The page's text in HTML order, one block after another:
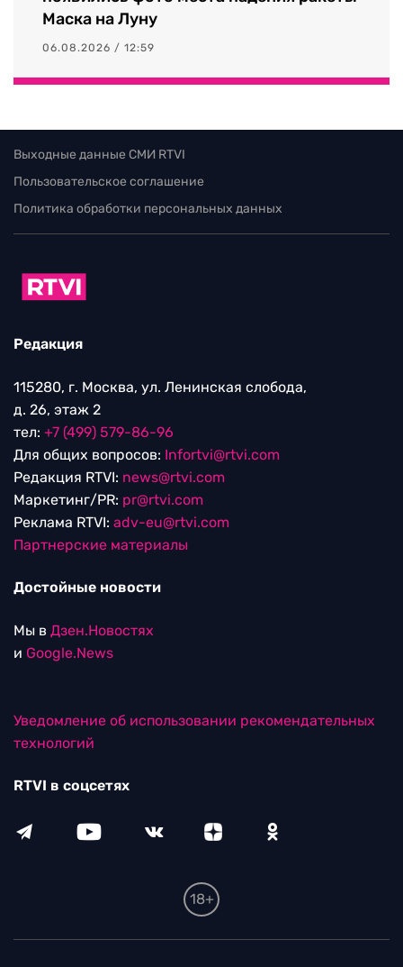
Маска на Луну
06.08.2026 / 12:59
Выходные данные СМИ RTVI
Пользовательское соглашение
Политика обработки персональных данных
Редакция
115280, г. Москва, ул. Ленинская слобода,
д. 26, этаж 2
тел: +7 (499) 579-86-96
Для общих вопросов: Infortvi@rtvi.com
Редакция RTVI: news@rtvi.com
Маркетинг/PR: pr@rtvi.com
Реклама RTVI: adv-eu@rtvi.com
Партнерские материалы
Достойные новости
Мы в Дзен.Новостях
и Google.News
Уведомление об использовании рекомендательных
технологий
RTVI в соцсетях
18+